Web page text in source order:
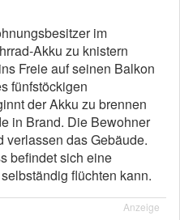
im
Akku zu knistern
Freie auf seinen Balkon
fünfstöckigen
der Akku zu brennen
in Brand. Die Bewohner
verlassen das Gebäude.
befindet sich eine
flüchten kann.
Anzeige